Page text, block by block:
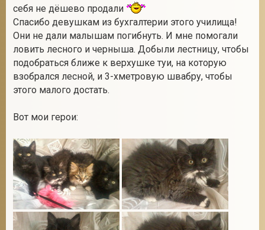
себя не дёшево продали
Спасибо девушкам из бухгалтерии этого училища!
Они не дали малышам погибнуть. И мне помогали
ловить лесного и черныша. Добыли лестницу, чтобы
подобраться ближе к верхушке туи, на которую
взобрался лесной, и 3-хметровую швабру, чтобы
этого малого достать.
Вот мои герои: